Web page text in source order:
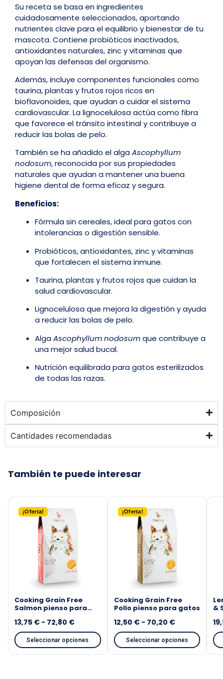
Su receta se basa en ingredientes
cuidadosamente seleccionados, aportando
nutrientes clave para el equilibrio y bienestar de tu
mascota. Contiene probióticos inactivados,
antioxidantes naturales, zinc y vitaminas que
apoyan las defensas del organismo.
Además, incluye componentes funcionales como
taurina, plantas y frutos rojos ricos en
bioflavonoides, que ayudan a cuidar el sistema
cardiovascular. La lignocelulosa actúa como fibra
que favorece el tránsito intestinal y contribuye a
reducir las bolas de pelo.
También se ha añadido el algaAscophyllum
nodosum, reconocida por sus propiedades
naturales que ayudan a mantener una buena
higiene dental de forma eficaz y segura.
Beneficios:
Fórmula sin cereales, ideal para gatos con
intolerancias o digestión sensible.
Probióticos, antioxidantes, zinc y vitaminas
que fortalecen el sistema inmune.
Taurina, plantas y frutos rojos que cuidan la
salud cardiovascular.
Lignocelulosa que mejora la digestión y ayuda
a reducir las bolas de pelo.
AlgaAscophyllum nodosumque contribuye a
una mejor salud bucal.
Nutrición equilibrada para gatos esterilizados
de todas las razas.
Composición
Cantidades recomendadas
¡Oferta!
Cooking Grain Free
Salmon pienso para
13,75 € - 72,80 €
Seleccionar opciones
¡Oferta!
Cooking Grain Free
Pollo pienso para gatos
12,50 € - 70,20 €
Seleccionar opciones
&